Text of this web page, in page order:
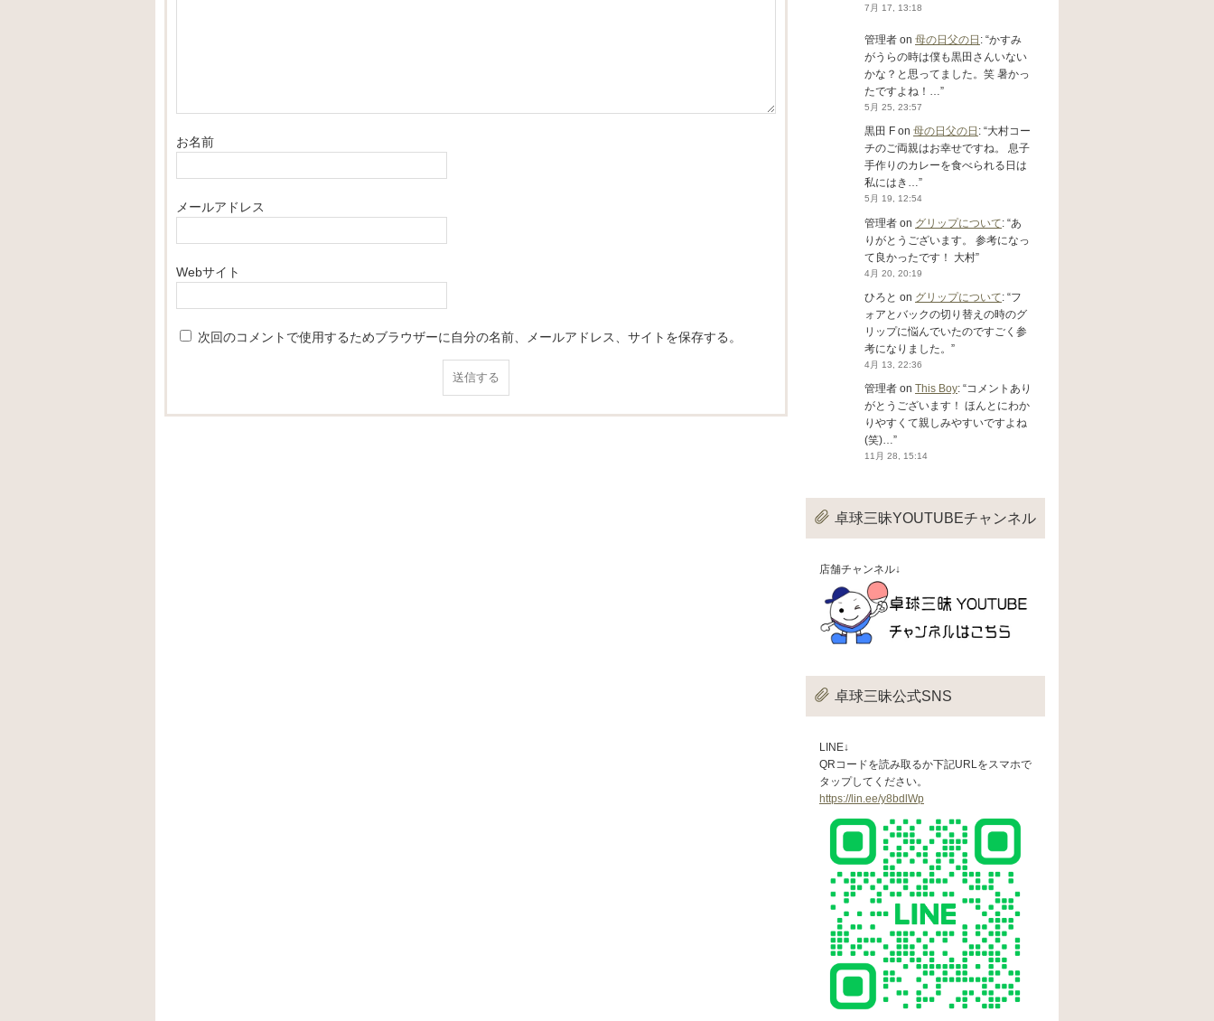
お名前
メールアドレス
Webサイト
次回のコメントで使用するためブラウザーに自分の名前、メールアドレス、サイトを保存する。
7月 17, 13:18
管理者 on 母の日父の日 : “かすみ
がうらの時は僕も黒田さんいない
かな？と思ってました。笑 暑かっ
たですよね！… ”
5月 25, 23:57
黒田 F on 母の日父の日 : “大村コー
チのご両親はお幸せですね。 息子
手作りのカレーを食べられる日は
私にはき…”
5月 19, 12:54
管理者 on グリップについて: “あ
りがとうございます。 参考になっ
て良かったです！ 大村”
4月 20, 20:19
ひろと on グリップについて: “フ
ォアとバックの切り替えの時のグ
リップに悩んでいたのですごく参
考になりました。 ”
4月 13, 22:36
管理者 on This Boy: “コメントあり
がとうございます！ ほんとにわか
りやすくて親しみやすいですよね
(笑)…”
11月 28, 15:14
卓球三昧YOUTUBEチャンネル
店舗チャンネル↓
卓球三昧公式SNS
LINE↓
QRコードを読み取るか下記URLをスマホで
タップしてください。
https://lin.ee/y8bdlWp